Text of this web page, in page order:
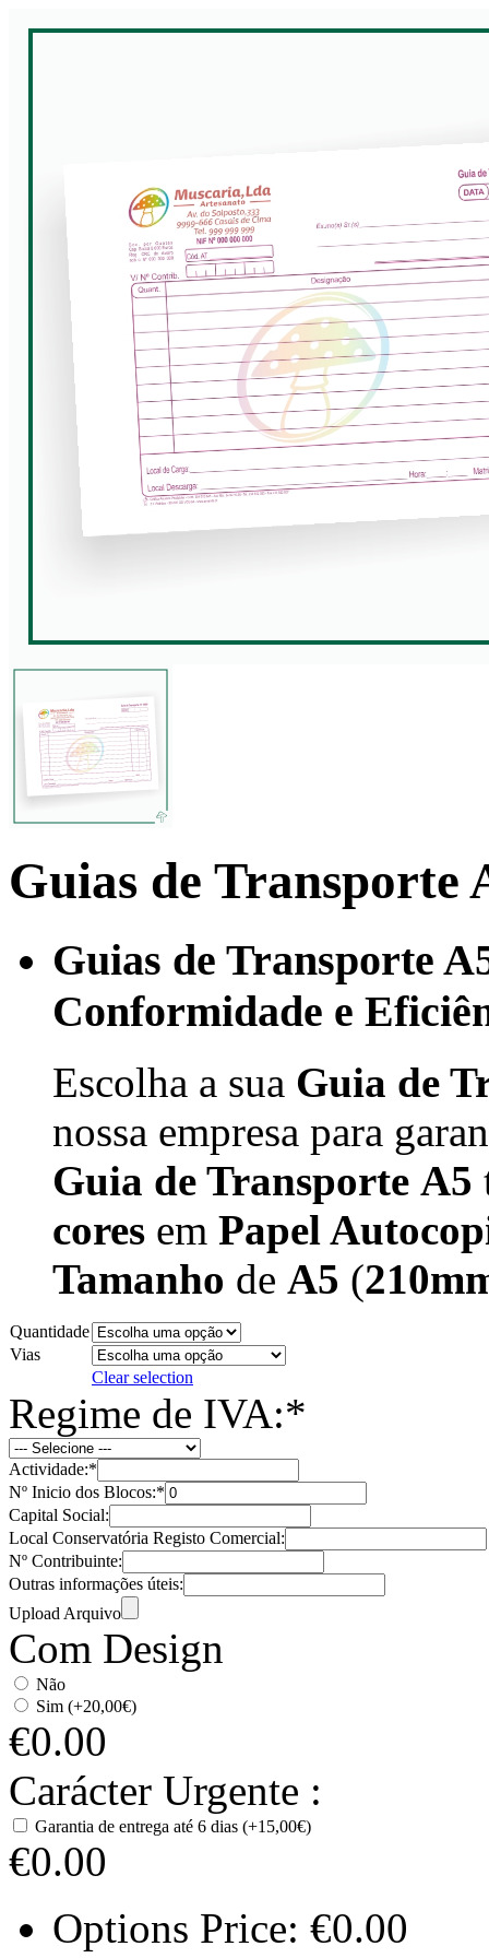
Guias de Transporte
Guias de Transporte
Conformidade e
Escolha a sua Guia de
nossa empresa para
Guia de Transporte A5
cores em Papel
Tamanho de A5 (
Quantidade
Vias
Clear selection
Regime de IVA:*
Actividade:*
Nº Inicio dos Blocos:*
Capital Social:
Local Conservatória Registo Comercial:
Nº Contribuinte:
Outras informações úteis:
Upload Arquivo
Com Design
Não
Sim (+20,00€)
€0.00
Carácter Urgente :
Garantia de entrega até 6 dias (+15,00€)
€0.00
Options Price: €0.00